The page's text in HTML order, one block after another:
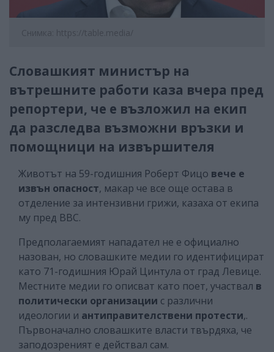
Снимка: https://table.media/
Словашкият министър на
вътрешните работи каза вчера пред
репортери, че е възложил на екип
да разследва възможни връзки и
помощници на извършителя
Животът на 59-годишния Роберт Фицо вече е
извън опасност, макар че все още остава в
отделение за интензивни грижи, казаха от екипа
му пред ВВС.
Предполагаемият нападател не е официално
назован, но словашките медии го идентифицират
като 71-годишния Юрай Цинтула от град Левице.
Местните медии го описват като поет, участвал в
политически организации с различни
идеологии и антиправителствени протести,.
Първоначално словашките власти твърдяха, че
заподозреният е действал сам.